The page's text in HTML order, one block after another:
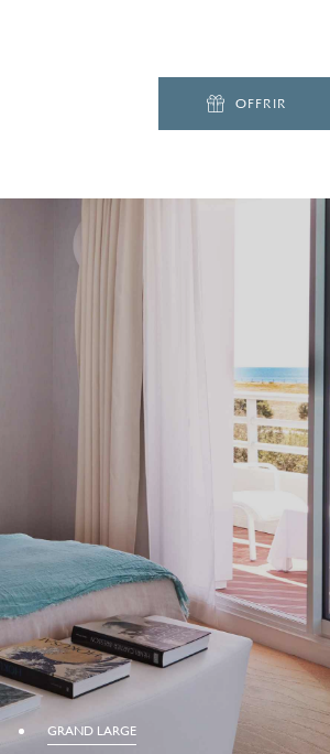
OFFRIR
GRAND LARGE